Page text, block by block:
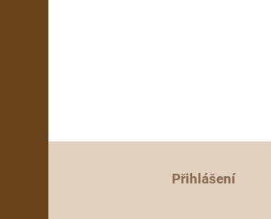
Přihlášení